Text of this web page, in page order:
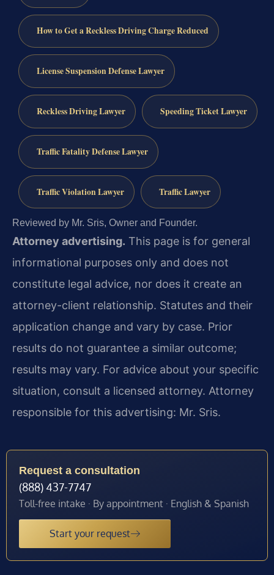
How to Get a Reckless Driving Charge Reduced
License Suspension Defense Lawyer
Reckless Driving Lawyer Speeding Ticket Lawyer
Traffic Fatality Defense Lawyer
Traffic Violation Lawyer Traffic Lawyer
Reviewed by Mr. Sris, Owner and Founder.
Attorney advertising. This page is for general
informational purposes only and does not
constitute legal advice, nor does it create an
attorney-client relationship. Statutes and their
application change and vary by case. Prior
results do not guarantee a similar outcome;
results may vary. For advice about your specific
situation, consult a licensed attorney. Attorney
responsible for this advertising: Mr. Sris.
Request a consultation
(888) 437-7747
Toll-free intake · By appointment · English & Spanish
Start your request